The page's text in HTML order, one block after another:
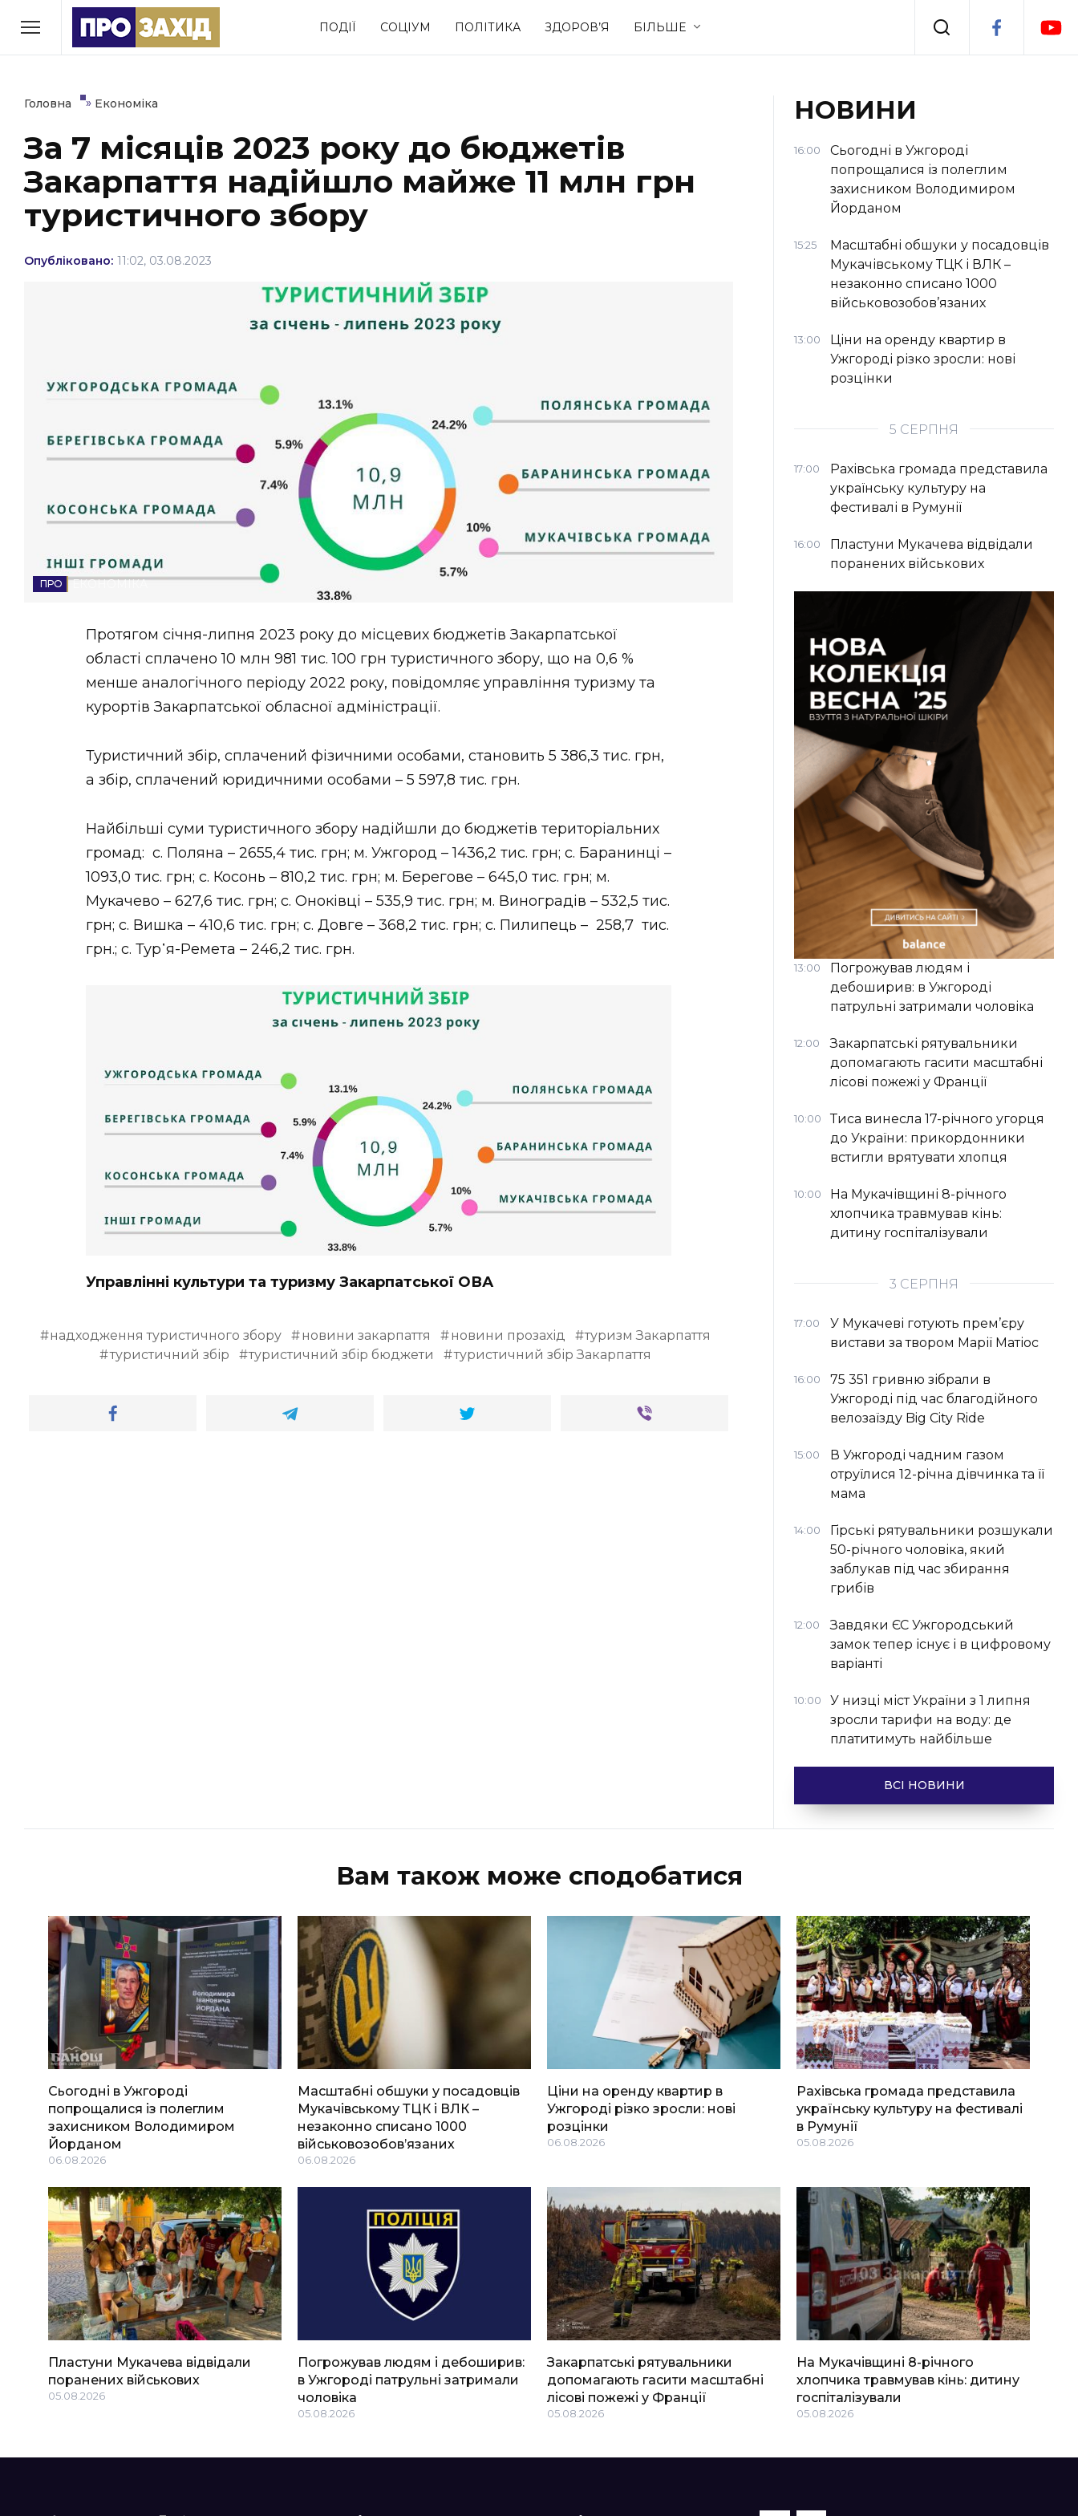
ПОДІЇ СОЦІУМ ПОЛІТИКА ЗДОРОВ’Я БІЛЬШЕ
РУБРИКИ
Економіка Події
Політика Соціум Спорт
Втрачений Ужгород
(відеоверсія)
ЗАКАРПАТСЬКІ НОВИНИ
НОВИНИ ЗАХІДНОЇ УКРАЇНИ
ФОТО
Головна » Економіка
За 7 місяців 2023 року до бюджетів
Закарпаття надійшло майже 11 млн грн
туристичного збору
Опубліковано: 11:02, 03.08.2023
ЕКОНОМІКА
Протягом січня-липня 2023 року до місцевих бюджетів Закарпатської
області сплачено 10 млн 981 тис. 100 грн туристичного збору, що на 0,6 %
менше аналогічного періоду 2022 року, повідомляє управління туризму та
курортів Закарпатської обласної адміністрації.
Туристичний збір, сплачений фізичними особами, становить 5 386,3 тис. грн,
а збір, сплачений юридичними особами – 5 597,8 тис. грн.
Найбільші суми туристичного збору надійшли до бюджетів територіальних
громад: с. Поляна – 2655,4 тис. грн; м. Ужгород – 1436,2 тис. грн; с. Баранинці –
1093,0 тис. грн; с. Косонь – 810,2 тис. грн; м. Берегове – 645,0 тис. грн; м.
Мукачево – 627,6 тис. грн; с. Оноківці – 535,9 тис. грн; м. Виноградів – 532,5 тис.
грн; с. Вишка – 410,6 тис. грн; с. Довге – 368,2 тис. грн; с. Пилипець – 258,7 тис.
грн.; с. Тур᾿я-Ремета – 246,2 тис. грн.
Управлінні культури та туризму Закарпатської ОВА
надходження туристичного збору новини закарпаття новини прозахід
туризм Закарпаття
туристичний збір
туристичний збір бюджети туристичний збір Закарпаття
НОВИНИ
16:00
Сьогодні в Ужгороді
попрощалися із полеглим
захисником Володимиром
Йорданом
15:25
Масштабні обшуки у посадовців
Мукачівському ТЦК і ВЛК –
незаконно списано 1000
військовозобов’язаних
13:00
Ціни на оренду квартир в
Ужгороді різко зросли: нові
розцінки
5 СЕРПНЯ
17:00
Рахівська громада представила
українську культуру на
фестивалі в Румунії
16:00
Пластуни Мукачева відвідали
поранених військових
13:00
Погрожував людям і
дебоширив: в Ужгороді
патрульні затримали чоловіка
12:00
Закарпатські рятувальники
допомагають гасити масштабні
лісові пожежі у Франції
10:00
Тиса винесла 17-річного угорця
до України: прикордонники
встигли врятувати хлопця
10:00
На Мукачівщині 8-річного
хлопчика травмував кінь:
дитину госпіталізували
3 СЕРПНЯ
17:00
У Мукачеві готують прем’єру
вистави за твором Марії Матіос
16:00
75 351 гривню зібрали в
Ужгороді під час благодійного
велозаїзду Big Сity Ride
15:00
В Ужгороді чадним газом
отруїлися 12-річна дівчинка та її
мама
14:00
Гірські рятувальники розшукали
50-річного чоловіка, який
заблукав під час збирання
грибів
12:00
Завдяки ЄС Ужгородський
замок тепер існує і в цифровому
варіанті
10:00
У низці міст України з 1 липня
зросли тарифи на воду: де
платитимуть найбільше
ВСІ НОВИНИ
Вам також може сподобатися
Сьогодні в Ужгороді
попрощалися із полеглим
захисником Володимиром
Йорданом
06.08.2026
Масштабні обшуки у посадовців
Мукачівському ТЦК і ВЛК –
незаконно списано 1000
військовозобов’язаних
06.08.2026
Ціни на оренду квартир в
Ужгороді різко зросли: нові
розцінки
06.08.2026
Рахівська громада представила
українську культуру на фестивалі
в Румунії
05.08.2026
Пластуни Мукачева відвідали
поранених військових
05.08.2026
Погрожував людям і дебоширив:
в Ужгороді патрульні затримали
чоловіка
05.08.2026
Закарпатські рятувальники
допомагають гасити масштабні
лісові пожежі у Франції
05.08.2026
На Мукачівщині 8-річного
хлопчика травмував кінь: дитину
госпіталізували
05.08.2026